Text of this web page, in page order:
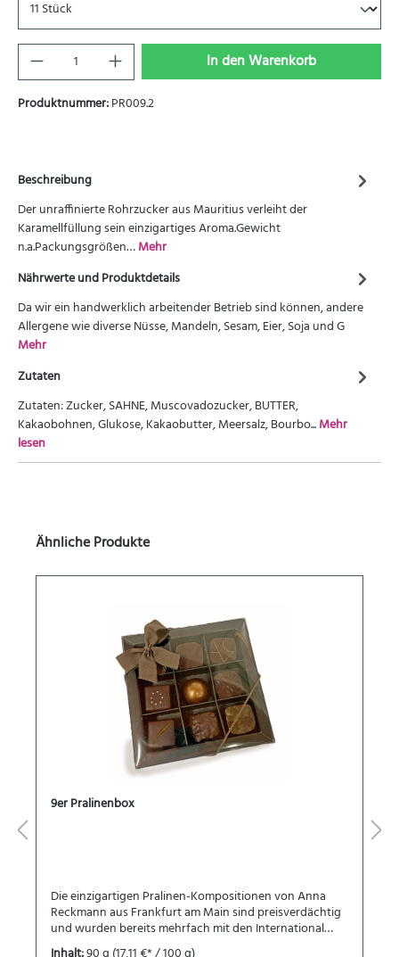
In den Warenkorb
Produktnummer:PR009.2
Beschreibung
Der unraffinierte Rohrzucker aus Mauritius verleiht der
Karamellfüllung sein einzigartiges Aroma.Gewicht
n.a.Packungsgrößen…Mehr
Nährwerte und Produktdetails
Da wir ein handwerklich arbeitender Betrieb sind können, andere
Allergene wie diverse Nüsse, Mandeln, Sesam, Eier, Soja und G
Mehr
Zutaten
Zutaten: Zucker, SAHNE, Muscovadozucker, BUTTER,
Kakaobohnen, Glukose, Kakaobutter, Meersalz, Bourbo...Mehr
lesen
Ähnliche Produkte
9er Pralinenbox
Die einzigartigen Pralinen-Kompositionen von Anna
Reckmann aus Frankfurt am Main sind preisverdächtig
und wurden bereits mehrfach mit den International
Chocolate Awards für die DACH-Region ausgezeichnet.